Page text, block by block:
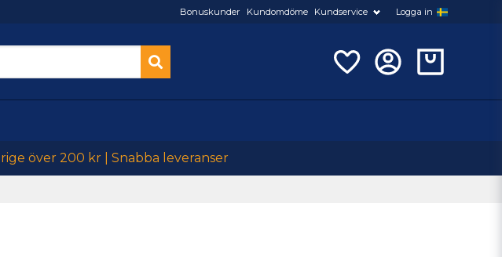
Bonuskunder Kundomdöme Kundservice Logga in
över 200 kr | Snabba leveranser